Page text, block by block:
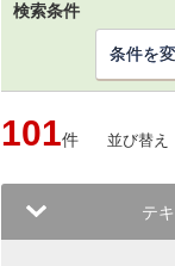
検索条件
条件を
101件 並び替え
テ